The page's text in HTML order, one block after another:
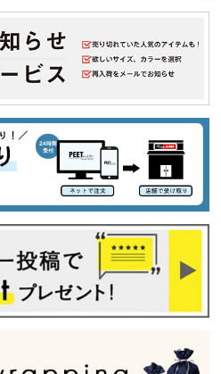
絞り込んで検索する